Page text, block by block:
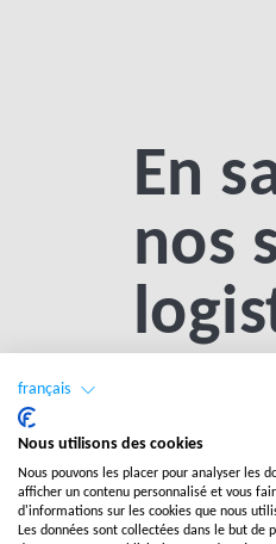
En
nos
français
Nous utilisons des cookies
Nous pouvons les placer pour analyser les
afficher un contenu personnalisé et vous
d'informations sur les cookies que nous
Les données sont collectées dans le but